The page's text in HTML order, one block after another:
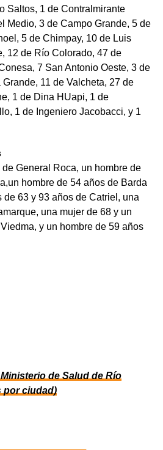
Saltos, 1 de Contralmirante
Medio, 3 de Campo Grande, 5 de
5 de Chimpay, 10 de Luis
12 de Río Colorado, 47 de
7 San Antonio Oeste, 3 de
11 de Valcheta, 27 de
1 de Dina HUapi, 1 de
1 de Ingeniero Jacobacci, y 1
General Roca, un hombre de
hombre de 54 años de Barda
63 y 93 años de Catriel, una
una mujer de 68 y un
y un hombre de 59 años
de Salud de Río
por ciudad)